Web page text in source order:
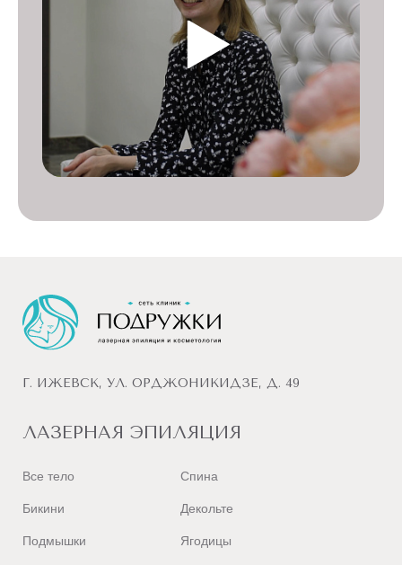
Г. ИЖЕВСК, УЛ. ОРДЖОНИКИДЗЕ, Д. 49
ЛАЗЕРНАЯ ЭПИЛЯЦИЯ
Все тело
Бикини
Подмышки
Спина
Декольте
Ягодицы